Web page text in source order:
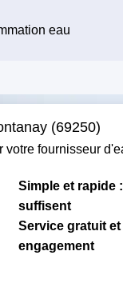
eau
(69250)
fournisseur
Simple et rapide
suffisent
Service gratuit
engagement